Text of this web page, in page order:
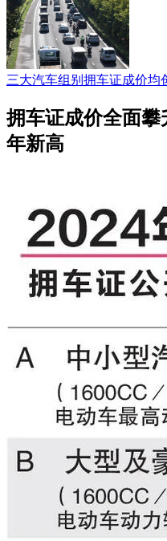
三大汽车组别拥车证成价均
拥车证成价全面
年新高